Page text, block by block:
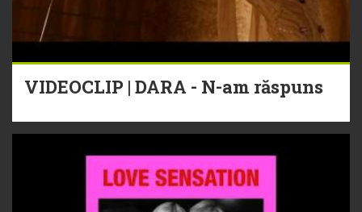
VIDEOCLIP | DARA - N-am răspuns